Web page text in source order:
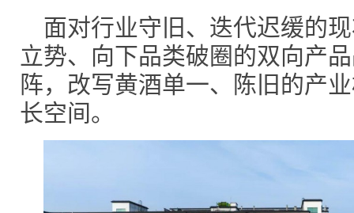
面对行业守旧、迭代迟缓的
立势、向下品类破圈的双向产
阵，改写黄酒单一、陈旧的产
长空间。